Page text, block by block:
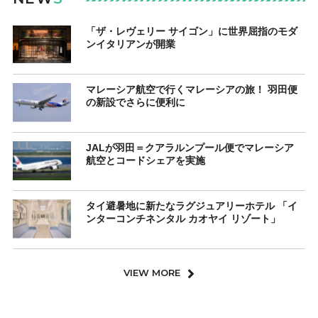
「ザ・レヴェリー サイゴン」に世界屈指のモダ
ンイタリアンが開業
マレーシア航空で行くマレーシアの旅！ 羽田便
の新設でさらに便利に
JALが羽田＝クアラルンプール便でマレーシア
航空とコードシェアを実施
タイ避暑地に新たなラグジュアリーホテル 「イ
ンターコンチネンタル カオヤイ リゾート」
VIEW MORE